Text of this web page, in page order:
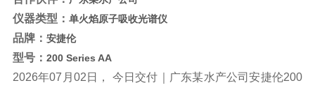
仪器类型： 单火焰原子吸收光谱仪
品牌： 安捷伦
型号： 200 Series AA
2026年07月02日， 今日交付｜广东某水产公司安捷伦200